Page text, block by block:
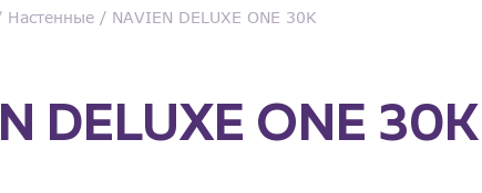
Настенные NAVIEN DELUXE ONE 30K
DELUXE ONE 30K